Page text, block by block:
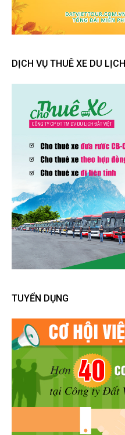
DỊCH VỤ THUÊ XE DU LỊCH
TUYỂN DỤNG